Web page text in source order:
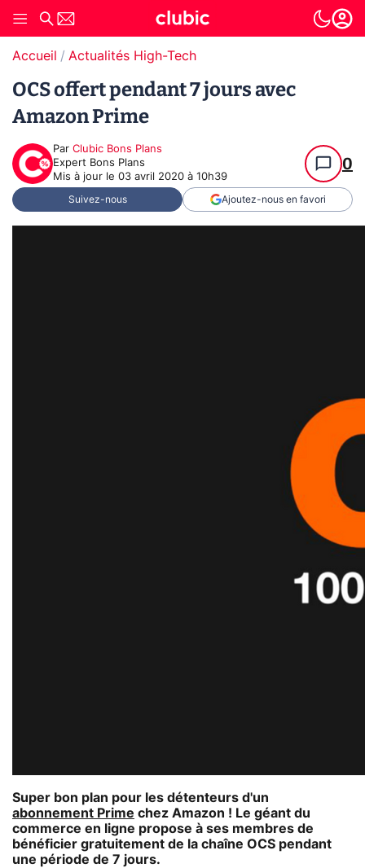
Accueil Actualités High-Tech
OCS offert pendant 7 jours avec
Amazon Prime
Par Clubic Bons Plans
Expert Bons Plans
Mis à jour le 03 avril 2020 à 10h39
0
Suivez-nous Ajoutez-nous en favori
Super bon plan pour les détenteurs d'un
abonnement Prime chez Amazon ! Le géant du
commerce en ligne propose à ses membres de
bénéficier gratuitement de la chaîne OCS pendant
une période de 7 jours.